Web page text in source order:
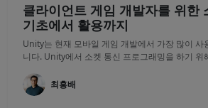
클라이언트 게임 개발자를 위한
기초에서 활용까지
Unity는 현재 모바일 게임 개발에서 가장 많이 사
니다. Unity에서 소켓 통신 프로그래밍을 하기 위
최흥배